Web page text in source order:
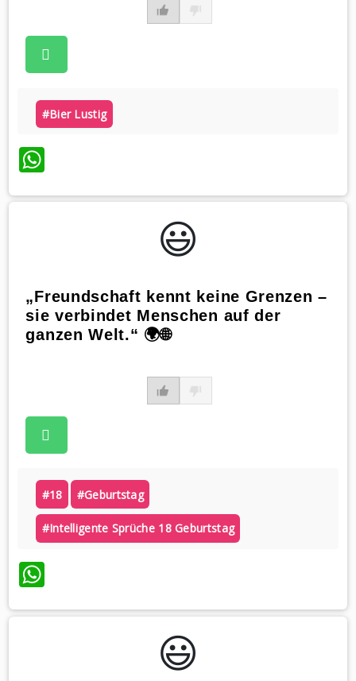
#bier Lustig
WhatsApp
😃️
„Freundschaft kennt keine Grenzen –
sie verbindet Menschen auf der
ganzen Welt.“ 🌍🌐
#18 #geburtstag
#intelligente Sprüche 18 Geburtstag
WhatsApp
😃️